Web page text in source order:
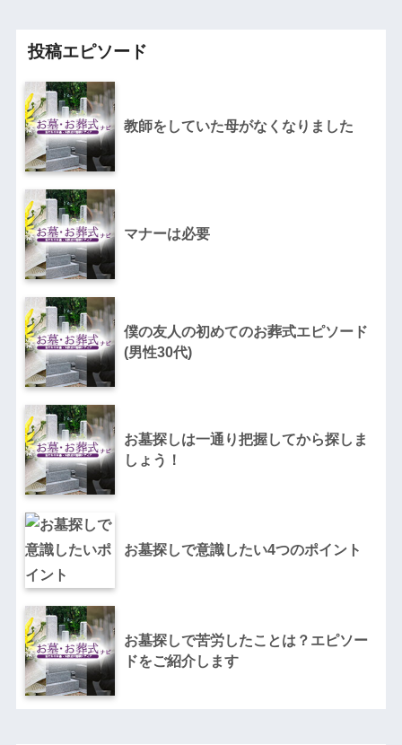
投稿エピソード
教師をしていた母がなくなりました
マナーは必要
僕の友人の初めてのお葬式エピソード
(男性30代)
お墓探しは一通り把握してから探しま
しょう！
お墓探しで意識したい4つのポイント
お墓探しで苦労したことは？エピソー
ドをご紹介します